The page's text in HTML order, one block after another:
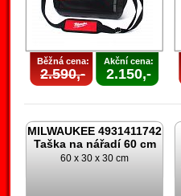
Běžná cena:
2.590,-
Akční cena:
2.150,-
MILWAUKEE 4931411742
Taška na nářadí 60 cm
60 x 30 x 30 cm